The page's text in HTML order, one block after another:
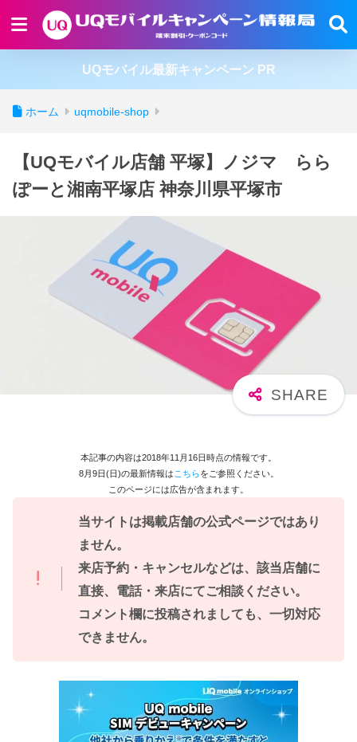
UQモバイル最新キャンペーン PR
ホーム uqmobile-shop
【UQモバイル店舗 平塚】ノジマ らら
ぽーと湘南平塚店 神奈川県平塚市
本記事の内容は2018年11月16日時点の情報です。
8月9日(日)の最新情報は こちらをご参照ください。
このページには広告が含まれます。
当サイトは掲載店舗の公式ページではあり
ません。
来店予約・キャンセルなどは、該当店舗に
直接、電話・来店にてご相談ください。
コメント欄に投稿されましても、一切対応
できません。